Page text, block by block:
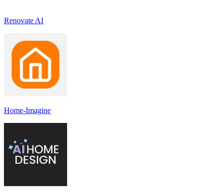
Renovate AI
Home-Imagine